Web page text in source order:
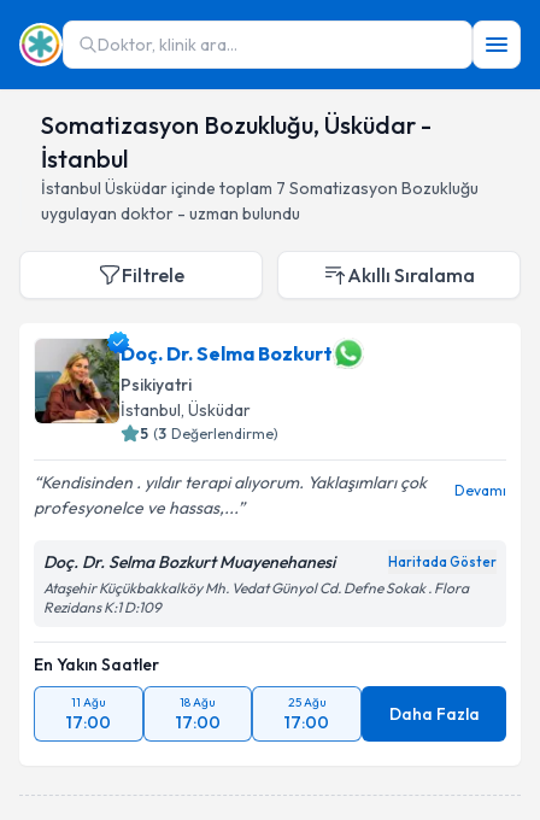
Doktor, klinik ara...
Somatizasyon Bozukluğu, Üsküdar -
İstanbul
İstanbul Üsküdariçinde toplam 7 Somatizasyon Bozukluğu
uygulayan doktor - uzman bulundu
Filtrele Akıllı Sıralama
Doç. Dr. Selma Bozkurt
Psikiyatri
İstanbul, Üsküdar
5 (3 Değerlendirme)
Kendisinden . yıldır terapi alıyorum. Yaklaşımları çok
profesyonelce ve hassas,...
Devamı
Doç. Dr. Selma Bozkurt Muayenehanesi Haritada Göster
Ataşehir Küçükbakkalköy Mh. Vedat Günyol Cd. Defne Sokak . Flora
Rezidans K:1 D:109
En Yakın Saatler
11 Ağu
17:00
18 Ağu
17:00
25 Ağu
17:00 Daha Fazla